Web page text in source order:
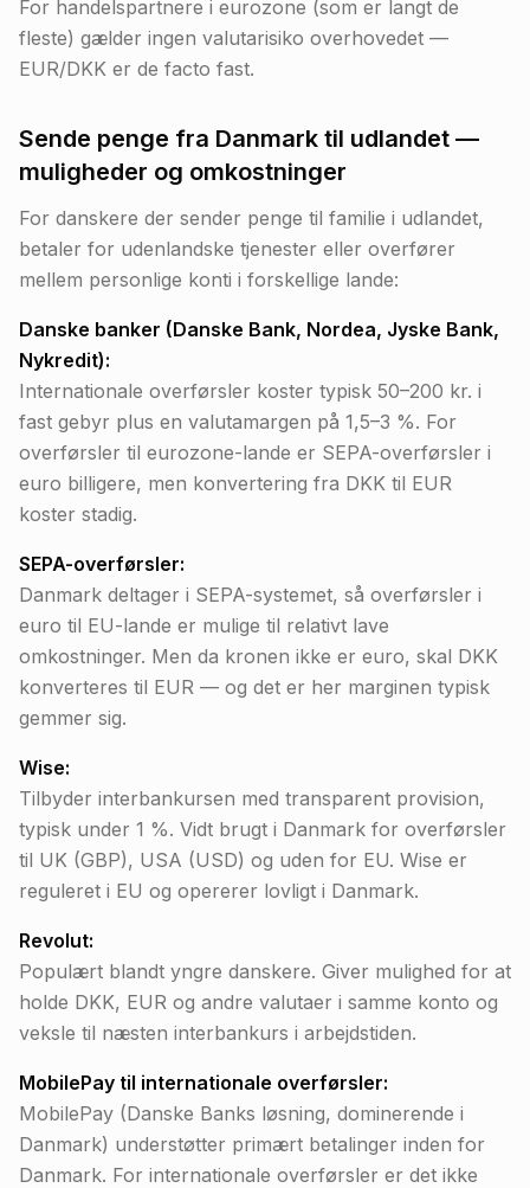
For handelspartnere i eurozone (som er langt de
fleste) gælder ingen valutarisiko overhovedet —
EUR/DKK er de facto fast.
Sende penge fra Danmark til udlandet —
muligheder og omkostninger
For danskere der sender penge til familie i udlandet,
betaler for udenlandske tjenester eller overfører
mellem personlige konti i forskellige lande:
Danske banker (Danske Bank, Nordea, Jyske Bank,
Nykredit):
Internationale overførsler koster typisk 50–200 kr. i
fast gebyr plus en valutamargen på 1,5–3 %. For
overførsler til eurozone-lande er SEPA-overførsler i
euro billigere, men konvertering fra DKK til EUR
koster stadig.
SEPA-overførsler:
Danmark deltager i SEPA-systemet, så overførsler i
euro til EU-lande er mulige til relativt lave
omkostninger. Men da kronen ikke er euro, skal DKK
konverteres til EUR — og det er her marginen typisk
gemmer sig.
Wise:
Tilbyder interbankursen med transparent provision,
typisk under 1 %. Vidt brugt i Danmark for overførsler
til UK (GBP), USA (USD) og uden for EU. Wise er
reguleret i EU og opererer lovligt i Danmark.
Revolut:
Populært blandt yngre danskere. Giver mulighed for at
holde DKK, EUR og andre valutaer i samme konto og
veksle til næsten interbankurs i arbejdstiden.
MobilePay til internationale overførsler:
MobilePay (Danske Banks løsning, dominerende i
Danmark) understøtter primært betalinger inden for
Danmark. For internationale overførsler er det ikke